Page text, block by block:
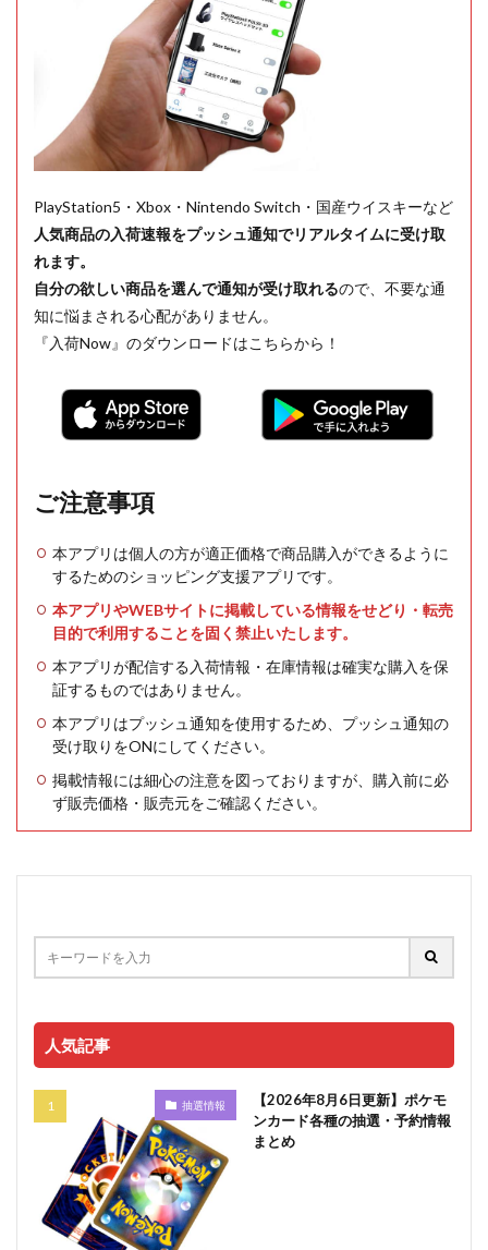
PlayStation5・Xbox・Nintendo Switch・国産ウイスキーなど
人気商品の入荷速報をプッシュ通知でリアルタイムに受け取
れます。
自分の欲しい商品を選んで通知が受け取れるので、不要な通
知に悩まされる心配がありません。
『入荷Now』のダウンロードはこちらから！
ご注意事項
本アプリは個人の方が適正価格で商品購入ができるように
するためのショッピング支援アプリです。
本アプリやWEBサイトに掲載している情報をせどり・転売
目的で利用することを固く禁止いたします。
本アプリが配信する入荷情報・在庫情報は確実な購入を保
証するものではありません。
本アプリはプッシュ通知を使用するため、プッシュ通知の
受け取りをONにしてください。
掲載情報には細心の注意を図っておりますが、購入前に必
ず販売価格・販売元をご確認ください。
人気記事
抽選情報
【2026年8月6日更新】ポケモ
ンカード各種の抽選・予約情報
まとめ